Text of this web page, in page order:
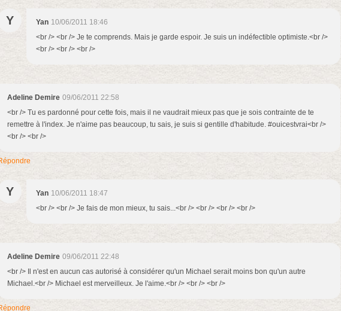
Y Yan 10/06/2011 18:46
<br /> <br /> Je te comprends. Mais je garde espoir. Je suis un indéfectible optimiste.<br />
<br /> <br /> <br />
Adeline Demire 09/06/2011 22:58
<br /> Tu es pardonné pour cette fois, mais il ne vaudrait mieux pas que je sois contrainte de te
remettre à l'index. Je n'aime pas beaucoup, tu sais, je suis si gentille d'habitude. #ouicestvrai<br />
<br /> <br />
Y Yan 10/06/2011 18:47
<br /> <br /> Je fais de mon mieux, tu sais...<br /> <br /> <br /> <br />
Adeline Demire 09/06/2011 22:48
<br /> Il n'est en aucun cas autorisé à considérer qu'un Michael serait moins bon qu'un autre
Michael.<br /> Michael est merveilleux. Je l'aime.<br /> <br /> <br />